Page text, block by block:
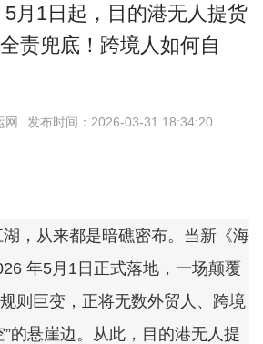
月1日起，目的港无人提货
责兜底！跨境人如何自
网 发布时间： 2026-03-31 18:34:20
从来都是暗礁密布。当新《海
年5月1日正式落地，一场颠覆
则巨变，正将无数外贸人、跨境
的悬崖边。从此，目的港无人提